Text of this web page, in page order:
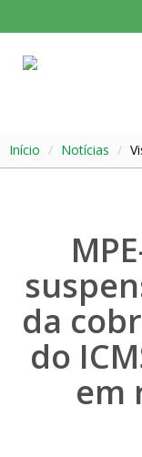
Início Notícias
da
do
em